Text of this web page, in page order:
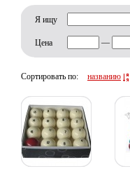
Я ищу
Цена —
Сортировать по: названию